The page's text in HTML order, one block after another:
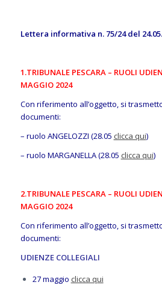
Lettera informativa n. 75/24 del
1.TRIBUNALE PESCARA – RUOLI
MAGGIO 2024
Con riferimento all’oggetto, si
documenti:
– ruolo ANGELOZZI (28.05 clicca qui)
– ruolo MARGANELLA (28.05 clicca qui)
2.TRIBUNALE PESCARA – RUOLI
MAGGIO 2024
Con riferimento all’oggetto, si
documenti:
UDIENZE COLLEGIALI
27 maggio clicca qui